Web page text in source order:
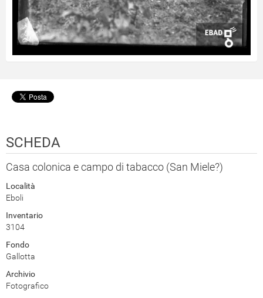
SCHEDA
Casa colonica e campo di tabacco (San Miele?)
Località
Eboli
Inventario
3104
Fondo
Gallotta
Archivio
Fotografico